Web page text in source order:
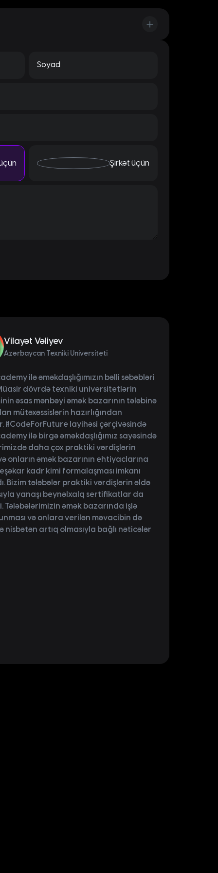
Soyad
Şirkət üçün
Vilayət Vəliyev
Azərbaycan Texniki Universiteti
ilə əməkdaşlığımızın bəlli səbəbləri
dövrdə texniki universitetlərin
əsas mənbəyi əmək bazarının tələbinə
mütəxəssislərin hazırlığından
#CodeForFuture layihəsi çərçivəsində
ilə birgə əməkdaşlığımız sayəsində
daha çox praktiki vərdişlərin
onların əmək bazarının ehtiyaclarına
kadr kimi formalaşması imkanı
Bizim tələbələr praktiki vərdişlərin əldə
yanaşı beynəlxalq sertifikatlar da
Tələbələrimizin əmək bazarında işlə
və onlara verilən məvacibin də
nisbətən artıq olmasıyla bağlı nəticələr